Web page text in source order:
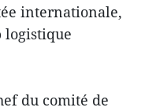
internationale,
logistique
du comité de